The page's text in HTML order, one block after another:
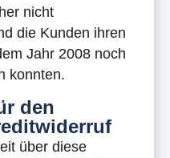
nicht
die Kunden ihren
Jahr 2008 noch
konnten.
den
über diese